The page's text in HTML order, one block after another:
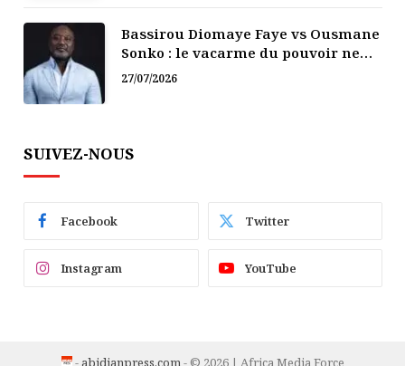
Bassirou Diomaye Faye vs Ousmane
Sonko : le vacarme du pouvoir ne
doit pas faire oublier les liens de la
27/07/2026
SUIVEZ-NOUS
Facebook Twitter
Instagram YouTube
- abidjanpress.com - © 2026 | Africa Media Force